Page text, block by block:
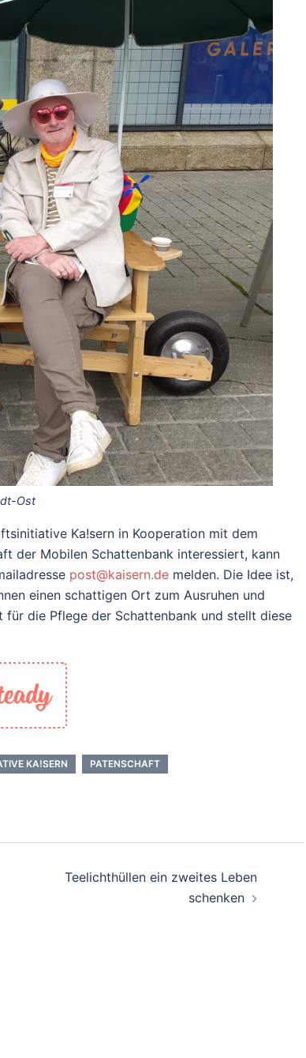
Ost
Ka!sern in Kooperation mit dem
der Mobilen Schattenbank interessiert, kann
post@kaisern.de melden. Die Idee ist,
einen schattigen Ort zum Ausruhen und
für die Pflege der Schattenbank und stellt diese
KA!SERN
PATENSCHAFT
Teelichthüllen ein zweites Leben
schenken